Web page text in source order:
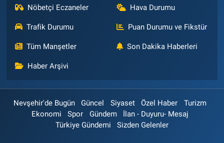
Nöbetçi Eczaneler Hava Durumu
Trafik Durumu Puan Durumu ve Fikstür
Tüm Manşetler Son Dakika Haberleri
Haber Arşivi
Nevşehir'de Bugün Güncel Siyaset Özel Haber
Turizm
Ekonomi
Spor Gündem
İlan - Duyuru- Mesaj
Türkiye Gündemi
Sizden Gelenler